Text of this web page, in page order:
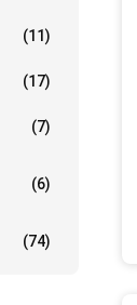
(11)
(17)
(7)
(6)
(74)